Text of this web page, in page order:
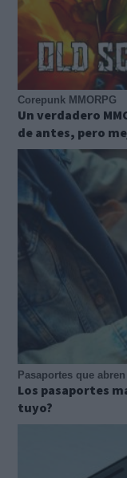
Corepunk MMORPG
Un verdadero
de antes, pero
Pasaportes que
Los pasaportes
tuyo?